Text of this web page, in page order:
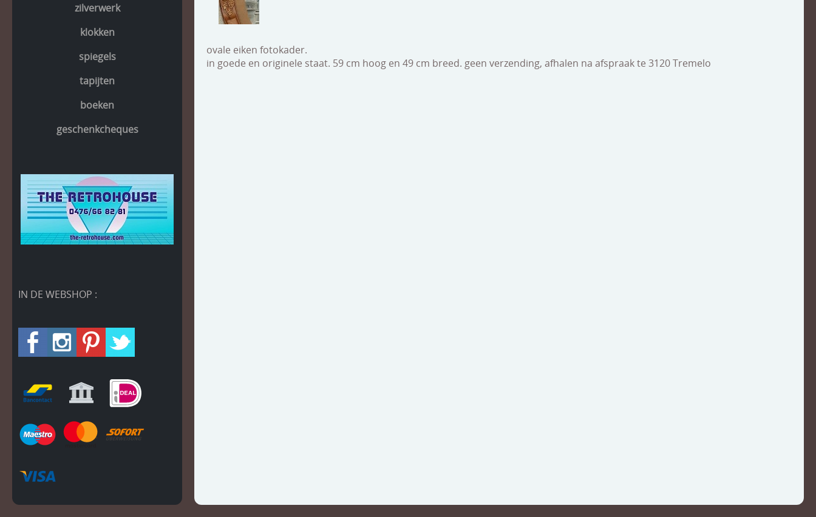
zilverwerk
klokken
spiegels
tapijten
boeken
geschenkcheques
IN DE WEBSHOP :
ovale eiken fotokader.
in goede en originele staat. 59 cm hoog en 49 cm breed. geen verzending, afhalen na afspraak te 3120 Tremelo